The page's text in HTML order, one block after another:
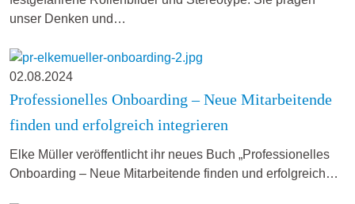
unser Denken und…
02.08.2024
Professionelles Onboarding – Neue Mitarbeitende
finden und erfolgreich integrieren
Elke Müller veröffentlicht ihr neues Buch „Professionelles
Onboarding – Neue Mitarbeitende finden und erfolgreich…